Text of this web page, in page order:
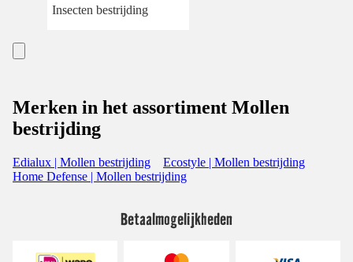
Insecten bestrijding
Merken in het assortiment Mollen
bestrijding
Edialux | Mollen bestrijding
Ecostyle | Mollen bestrijding
Home Defense | Mollen bestrijding
Betaalmogelijkheden